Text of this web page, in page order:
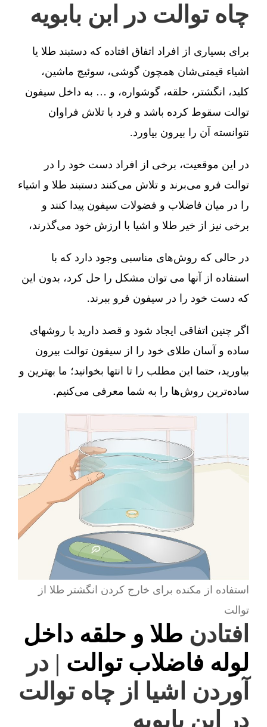
چاه توالت در ابن بابویه
برای بسیاری از افراد اتفاق افتاده که دستبند طلا یا
اشیاء قیمتی‌شان همچون گوشی، سوئیچ ماشین،
کلید، انگشتر، حلقه، گوشواره، و … به داخل سیفون
توالت سقوط کرده باشد و فرد با تلاش فراوان
نتوانسته آن را بیرون بیاورد.
در این موقعیت، برخی از افراد دست خود را در
توالت فرو می‌برند و تلاش می‌کنند دستبند طلا و اشیاء
را در میان فاضلاب و فضولات سیفون پیدا کنند و
برخی نیز از خیر طلا و اشیا با ارزش خود می‌گذرند،
در حالی که روش‌های مناسبی وجود دارد که با
استفاده از آنها می توان مشکل را حل کرد، بدون این
که دست خود را در سیفون فرو ببرند.
اگر چنین اتفاقی ایجاد شود و قصد دارید با روشهای
ساده و آسان طلای خود را از سیفون توالت بیرون
بیاورید، حتما این مطلب را تا انتها بخوانید؛ ما بهترین و
ساده‌ترین روش‌ها را به شما معرفی می‌کنیم.
استفاده از مکنده برای خارج کردن انگشتر طلا از
توالت
افتادن طلا و حلقه داخل
لوله فاضلاب توالت | در
آوردن اشیا از چاه توالت
در ابن بابویه